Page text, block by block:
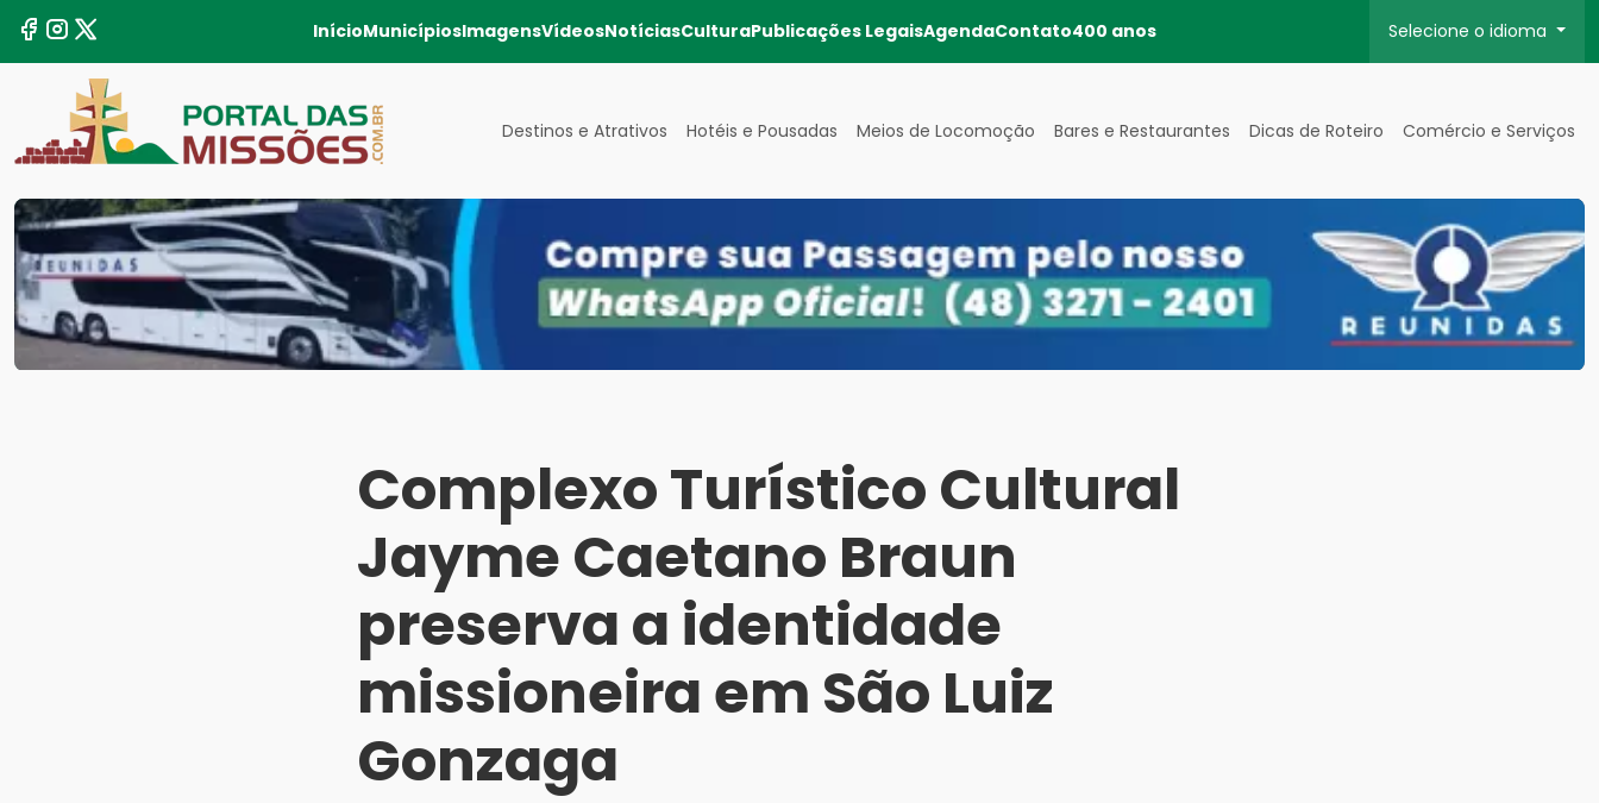
InícioMunicípiosImagensVídeosNotíciasCulturaPublicações LegaisAgendaContato400 anos Selecione o idioma
Destinos e Atrativos Hotéis e Pousadas Meios de Locomoção Bares e Restaurantes Dicas de Roteiro Comércio e Serviços
Complexo Turístico Cultural
Jayme Caetano Braun
preserva a identidade
missioneira em São Luiz
Gonzaga